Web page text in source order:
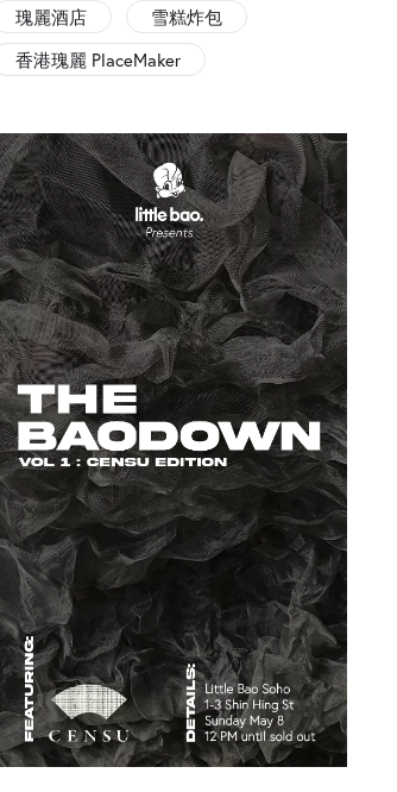
瑰麗酒店
雪糕炸包
香港瑰麗 PlaceMaker